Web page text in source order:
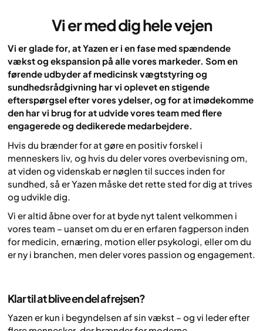
Vi er med dig hele vejen
Vi er glade for, at Yazen er i en fase med spændende
vækst og ekspansion på alle vores markeder. Som en
førende udbyder af medicinsk vægtstyring og
sundhedsrådgivning har vi oplevet en stigende
efterspørgsel efter vores ydelser, og for at imødekomme
den har vi brug for at udvide vores team med flere
engagerede og dedikerede medarbejdere.​​
Hvis du brænder for at gøre en positiv forskel i
menneskers liv, og hvis du deler vores overbevisning om,
at viden og videnskab er nøglen til succes inden for
sundhed, så er Yazen måske det rette sted for dig at trives
og udvikle dig.​​
Vi er altid åbne over for at byde nyt talent velkommen i
vores team – uanset om du er en erfaren fagperson inden
for medicin, ernæring, motion eller psykologi, eller om du
er ny i branchen, men deler vores passion og engagement.
Klar til at blive en del af rejsen?
Yazen er kun i begyndelsen af sin vækst – og vi leder efter